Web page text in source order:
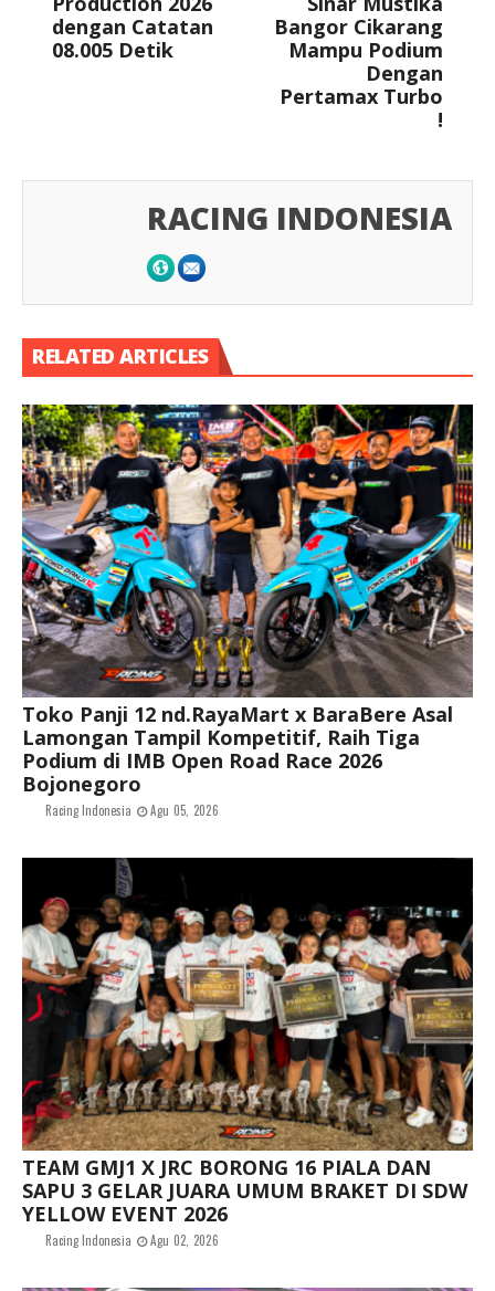
dengan Catatan
08.005 Detik
Bangor Cikarang
Mampu Podium
Dengan
Pertamax Turbo
!
RACING INDONESIA
RELATED ARTICLES
Toko Panji 12 nd.RayaMart x BaraBere Asal
Lamongan Tampil Kompetitif, Raih Tiga
Podium di IMB Open Road Race 2026
Bojonegoro
Racing Indonesia Agu 05, 2026
TEAM GMJ1 X JRC BORONG 16 PIALA DAN
SAPU 3 GELAR JUARA UMUM BRAKET DI SDW
YELLOW EVENT 2026
Racing Indonesia Agu 02, 2026